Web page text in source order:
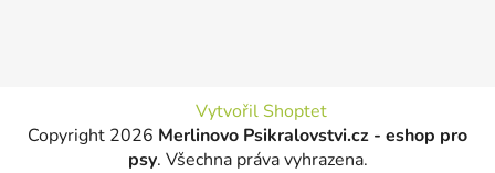
Vytvořil Shoptet
Copyright 2026 Merlinovo Psikralovstvi.cz - eshop pro
psy. Všechna práva vyhrazena.